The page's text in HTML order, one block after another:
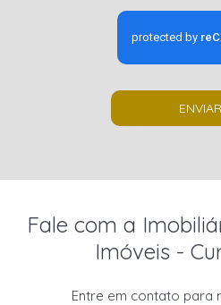
ENVIAR
Fale com a
Imóveis -
Entre em contato para